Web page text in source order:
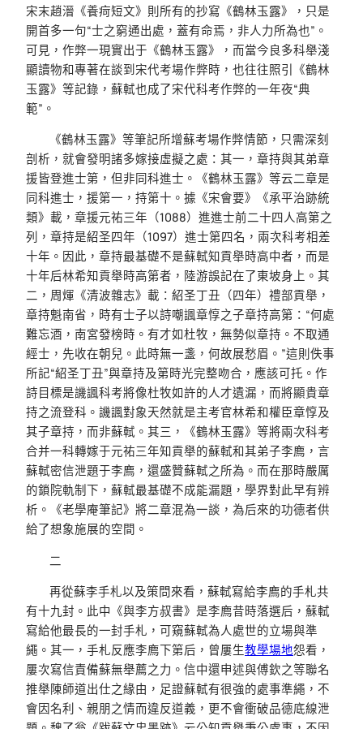
宋末趙溍《養疴短文》則所有的抄寫《鶴林玉露》，只是
開首多一句“士之窮通出處，蓋有命焉，非人力所為也”。
可見，作弊一現實出于《鶴林玉露》，而當今良多科舉淺
顯讀物和專著在談到宋代考場作弊時，也往往照引《鶴林
玉露》等記錄，蘇軾也成了宋代科考作弊的一年夜“典
範”。
《鶴林玉露》等筆記所增蘇考場作弊情節，只需深刻
剖析，就會發明諸多嫁接虛擬之處：其一，章持與其弟章
援皆登進士第，但非同科進士。《鶴林玉露》等云二章是
同科進士，援第一，持第十。據《宋會要》《承平治跡統
類》載，章援元祐三年（1088）進進士前二十四人高第之
列，章持是紹圣四年（1097）進士第四名，兩次科考相差
十年。因此，章持最基礎不是蘇軾知貢舉時高中者，而是
十年后林希知貢舉時高第者，陸游誤記在了東坡身上。其
二，周煇《清波雜志》載：紹圣丁丑（四年）禮部貢舉，
章持魁南省，時有士子以詩嘲諷章惇之子章持高第：“何處
難忘酒，南宮發榜時。有才如杜牧，無勢似章持。不取通
經士，先收在朝兒。此時無一盞，何故展愁眉。”這則佚事
所記“紹圣丁丑”與章持及第時光完整吻合，應該可托。作
詩目標是譏諷科考將像杜牧如許的人才遺漏，而將顯貴章
持之流登科。譏諷對象天然就是主考官林希和權臣章惇及
其子章持，而非蘇軾。其三，《鶴林玉露》等將兩次科考
合并一科轉嫁于元祐三年知貢舉的蘇軾和其弟子李廌，言
蘇軾密信泄題于李廌，還盛贊蘇軾之所為。而在那時嚴厲
的鎖院軌制下，蘇軾最基礎不成能漏題，學界對此早有辨
析。《老學庵筆記》將二章混為一談，為后來的功德者供
給了想象施展的空間。
二
再從蘇李手札以及策問來看，蘇軾寫給李廌的手札共
有十九封。此中《與李方叔書》是李廌昔時落選后，蘇軾
寫給他最長的一封手札，可窺蘇軾為人處世的立場與準
繩。其一，手札反應李廌下第后，曾屢生教學場地怨看，
屢次寫信責備蘇無舉薦之力。信中還申述與傅欽之等聯名
推舉陳師道出仕之緣由，足證蘇軾有很強的處事準繩，不
會因名利、親朋之情而違反道義，更不會衝破品德底線泄